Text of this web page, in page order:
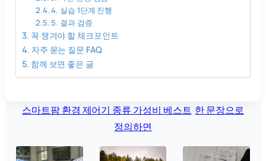
4. 실습 1단계 진행
5. 결과 검증
꼭 챙겨야 할 체크포인트
자주 묻는 질문 FAQ
함께 보면 좋은 글
스마트팜 환경 제어기 종류 가성비 베스트 한 문장으로
정의하면